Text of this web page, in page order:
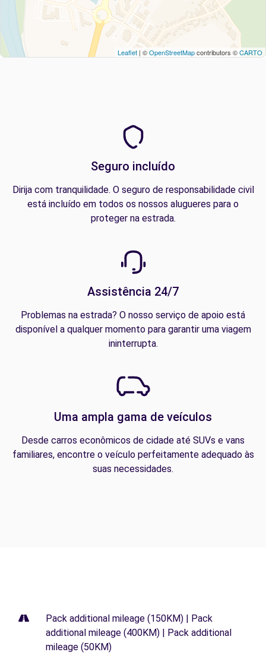
Leaflet | ©OpenStreetMapcontributors ©CARTO
Seguro incluído
Dirija com tranquilidade. O seguro de responsabilidade civil
está incluído em todos os nossos alugueres para o
proteger na estrada.
Assistência 24/7
Problemas na estrada? O nosso serviço de apoio está
disponível a qualquer momento para garantir uma viagem
ininterrupta.
Uma ampla gama de veículos
Desde carros econômicos de cidade até SUVs e vans
familiares, encontre o veículo perfeitamente adequado às
suas necessidades.
Pack additional mileage (150KM) | Pack
additional mileage (400KM) | Pack additional
mileage (50KM)